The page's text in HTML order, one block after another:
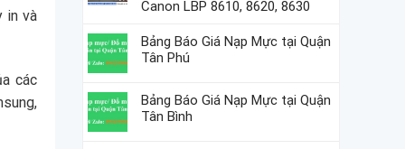
in và
các
Canon LBP 8610, 8620, 8630
Bảng Báo Giá Nạp Mực tại Quận
Tân Phú
Bảng Báo Giá Nạp Mực tại Quận
Tân Bình